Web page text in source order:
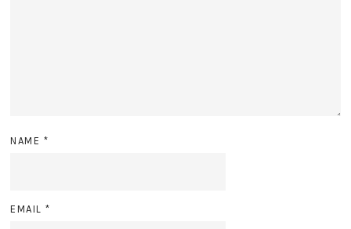
NAME *
EMAIL*